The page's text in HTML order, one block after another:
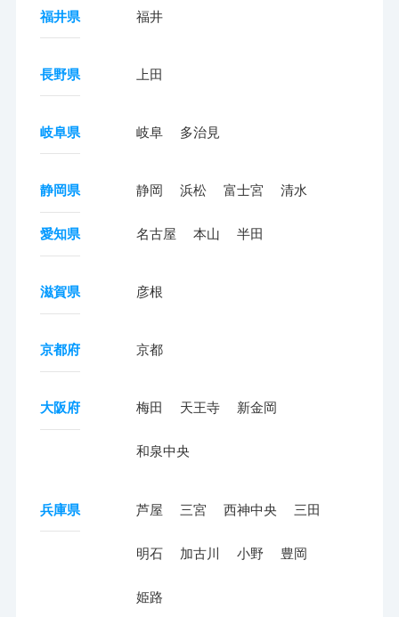
福井県 福井
長野県 上田
岐阜県 岐阜 多治見
静岡県 静岡 浜松 富士宮 清水
愛知県 名古屋 本山 半田
滋賀県 彦根
京都府 京都
大阪府 梅田 天王寺 新金岡
和泉中央
兵庫県 芦屋 三宮 西神中央 三田
明石 加古川 小野 豊岡
姫路